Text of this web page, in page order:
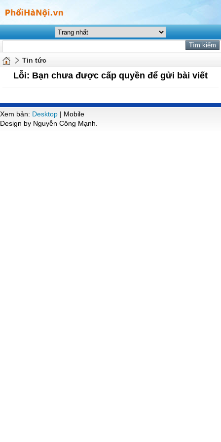
Tin tức
Lỗi: Bạn chưa được cấp quyền để gửi bài viết
Xem bản: Desktop | Mobile
Design by Nguyễn Công Mạnh.